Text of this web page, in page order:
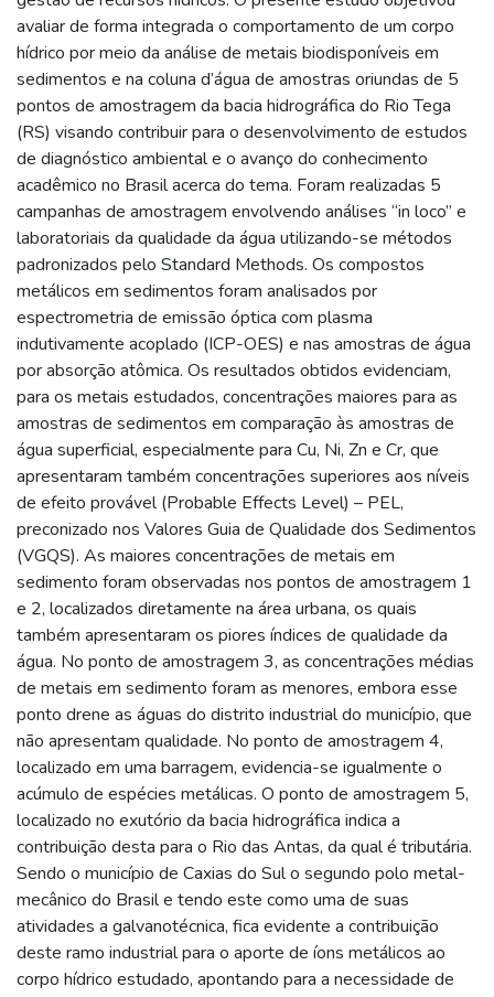
avaliar de forma integrada o comportamento de um corpo
hídrico por meio da análise de metais biodisponíveis em
sedimentos e na coluna d’água de amostras oriundas de 5
pontos de amostragem da bacia hidrográfica do Rio Tega
(RS) visando contribuir para o desenvolvimento de estudos
de diagnóstico ambiental e o avanço do conhecimento
acadêmico no Brasil acerca do tema. Foram realizadas 5
campanhas de amostragem envolvendo análises “in loco” e
laboratoriais da qualidade da água utilizando-se métodos
padronizados pelo Standard Methods. Os compostos
metálicos em sedimentos foram analisados por
espectrometria de emissão óptica com plasma
indutivamente acoplado (ICP-OES) e nas amostras de água
por absorção atômica. Os resultados obtidos evidenciam,
para os metais estudados, concentrações maiores para as
amostras de sedimentos em comparação às amostras de
água superficial, especialmente para Cu, Ni, Zn e Cr, que
apresentaram também concentrações superiores aos níveis
de efeito provável (Probable Effects Level) – PEL,
preconizado nos Valores Guia de Qualidade dos Sedimentos
(VGQS). As maiores concentrações de metais em
sedimento foram observadas nos pontos de amostragem 1
e 2, localizados diretamente na área urbana, os quais
também apresentaram os piores índices de qualidade da
água. No ponto de amostragem 3, as concentrações médias
de metais em sedimento foram as menores, embora esse
ponto drene as águas do distrito industrial do município, que
não apresentam qualidade. No ponto de amostragem 4,
localizado em uma barragem, evidencia-se igualmente o
acúmulo de espécies metálicas. O ponto de amostragem 5,
localizado no exutório da bacia hidrográfica indica a
contribuição desta para o Rio das Antas, da qual é tributária.
Sendo o município de Caxias do Sul o segundo polo metal-
mecânico do Brasil e tendo este como uma de suas
atividades a galvanotécnica, fica evidente a contribuição
deste ramo industrial para o aporte de íons metálicos ao
corpo hídrico estudado, apontando para a necessidade de